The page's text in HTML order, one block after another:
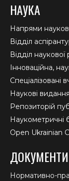
НАУКА
Напрями
Відділ
Відділ
Інноваційна,
Спеціалізовані
Наукові
Репозиторій
Наукометричні
Open Ukrainian
ДОКУМЕНТИ
Нормативно-